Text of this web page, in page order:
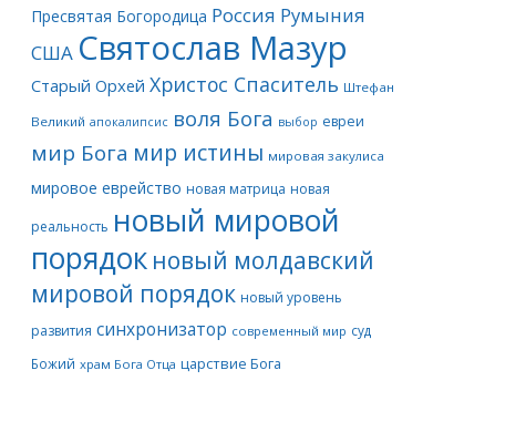
Пресвятая Богородица Россия Румыния
США Святослав Мазур
Старый Орхей Христос Спаситель Штефан
Великий апокалипсис воля Бога выбор евреи
мир Бога мир истины мировая закулиса
мировое еврейство новая матрица новая
реальность новый мировой
порядок новый молдавский
мировой порядок новый уровень
развития синхронизатор современный мир суд
Божий храм Бога Отца царствие Бога